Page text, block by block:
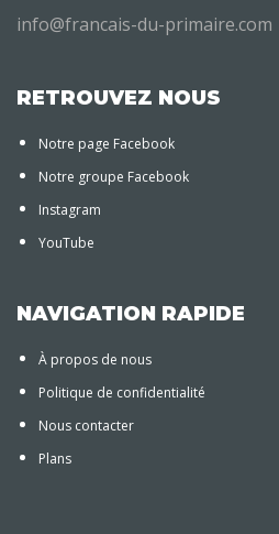
info@francais-du-primaire.com
RETROUVEZ NOUS
Notre page Facebook
Notre groupe Facebook
Instagram
YouTube
NAVIGATION RAPIDE
À propos de nous
Politique de confidentialité
Nous contacter
Plans